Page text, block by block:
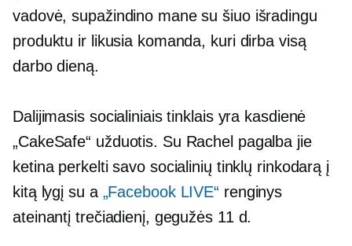
vadovė, supažindino mane su šiuo išradingu
produktu ir likusia komanda, kuri dirba visą
darbo dieną.
Dalijimasis socialiniais tinklais yra kasdienė
„CakeSafe“ užduotis. Su Rachel pagalba jie
ketina perkelti savo socialinių tinklų rinkodarą į
kitą lygį su a „Facebook LIVE“ renginys
ateinantį trečiadienį, gegužės 11 d.